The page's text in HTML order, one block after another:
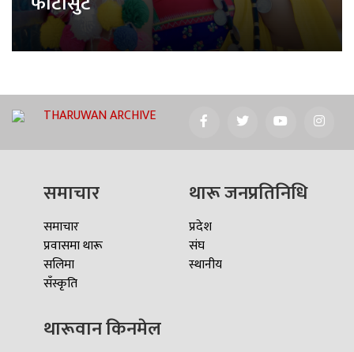
THARUWAN ARCHIVE
समाचार
समाचार
प्रवासमा थारू
सलिमा
सँस्कृति
थारू जनप्रतिनिधि
प्रदेश
संघ
स्थानीय
थारूवान किनमेल